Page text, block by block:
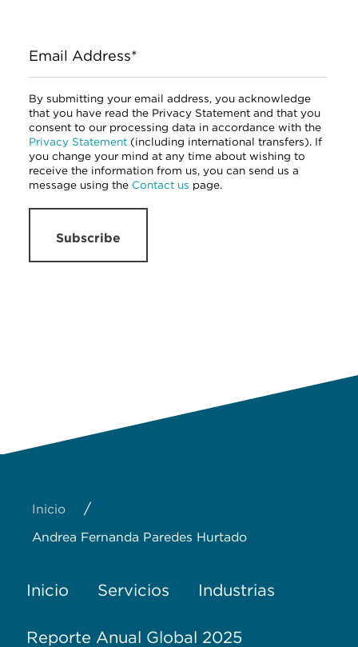
Email Address*
By submitting your email address, you acknowledge
that you have read the Privacy Statement and that you
consent to our processing data in accordance with the
Privacy Statement (including international transfers). If
you change your mind at any time about wishing to
receive the information from us, you can send us a
message using the Contact us page.
Subscribe
Inicio /
Andrea Fernanda Paredes Hurtado
Inicio Servicios Industrias
Reporte Anual Global 2025